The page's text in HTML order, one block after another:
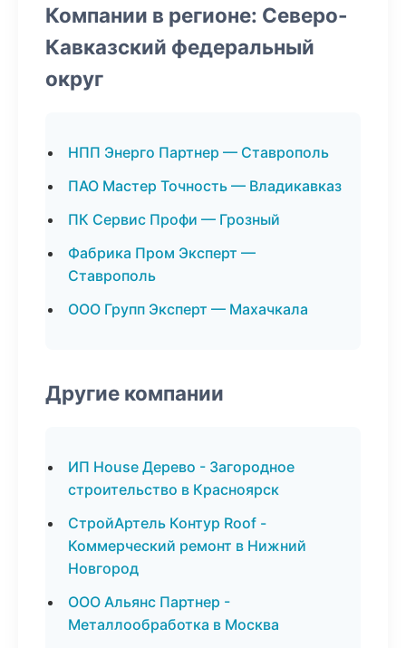
Компании в регионе: Северо-
Кавказский федеральный
округ
НПП Энерго Партнер — Ставрополь
ПАО Мастер Точность — Владикавказ
ПК Сервис Профи — Грозный
Фабрика Пром Эксперт —
Ставрополь
ООО Групп Эксперт — Махачкала
Другие компании
ИП House Дерево - Загородное
строительство в Красноярск
СтройАртель Контур Roof -
Коммерческий ремонт в Нижний
Новгород
ООО Альянс Партнер -
Металлообработка в Москва